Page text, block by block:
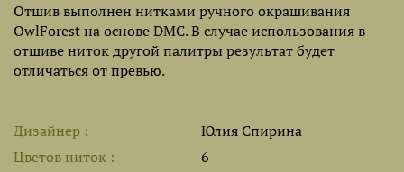
Отшив выполнен нитками ручного окрашивания
OwlForest на основе DMC. В случае использования в
отшиве ниток другой палитры результат будет
отличаться от превью.
Дизайнер
Юлия Спирина
Цветов ниток
6